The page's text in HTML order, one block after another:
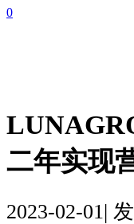
0
二年实现
2023-02-01 |